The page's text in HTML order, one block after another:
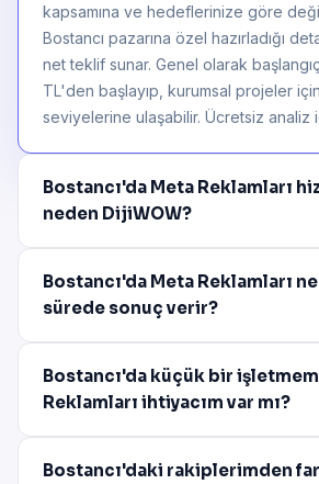
kapsamına ve hedeflerinize göre
Bostancı pazarına özel hazırladığı
net teklif sunar. Genel olarak
TL'den başlayıp, kurumsal projeler
seviyelerine ulaşabilir. Ücretsiz analiz
Bostancı'da Meta Reklamları
neden DijiWOW?
Bostancı'da Meta Reklamları
sürede sonuç verir?
Bostancı'da küçük bir
Reklamları ihtiyacım var mı?
Bostancı'daki rakiplerimden